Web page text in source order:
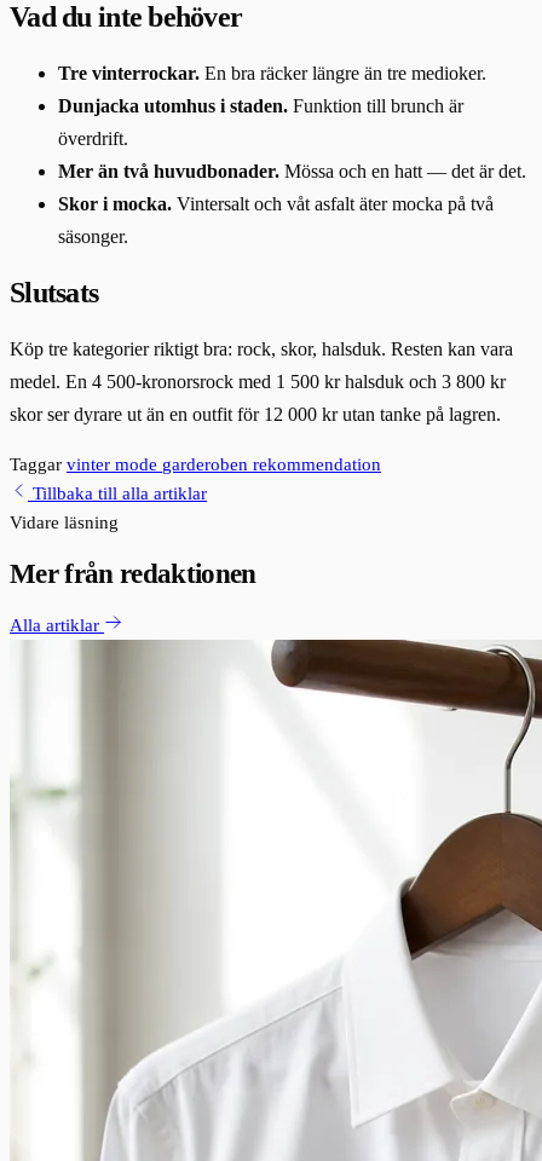
Vad du inte behöver
Tre vinterrockar. En bra räcker längre än tre medioker.
Dunjacka utomhus i staden. Funktion till brunch är
överdrift.
Mer än två huvudbonader. Mössa och en hatt — det är det.
Skor i mocka. Vintersalt och våt asfalt äter mocka på två
säsonger.
Slutsats
Köp tre kategorier riktigt bra: rock, skor, halsduk. Resten kan vara
medel. En 4 500-kronorsrock med 1 500 kr halsduk och 3 800 kr
skor ser dyrare ut än en outfit för 12 000 kr utan tanke på lagren.
Taggar vinter mode garderoben rekommendation
Tillbaka till alla artiklar
Vidare läsning
Mer från redaktionen
Alla artiklar